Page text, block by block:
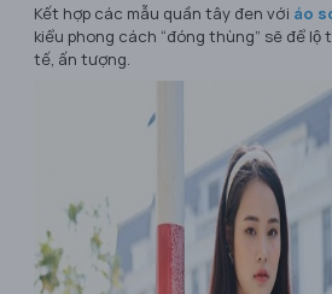
Kết hợp các mẫu quần tây đen với áo
kiểu phong cách “đóng thùng” sẽ để
tế, ấn tượng.